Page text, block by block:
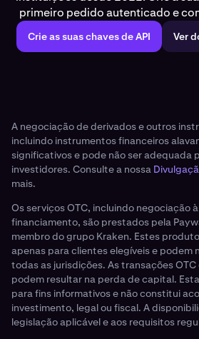
primeiro pedido autenticado e
Crie as suas chaves de API Ver
A negociação de derivados e outros
incluindo instrumentos financeiros
significativos e pode não ser adequada
investidores. Consulte a nossa
mais.
Os serviços OTC, incluindo negociação
financiamento, são prestados pela
membro do grupo Kraken. Estes
apenas para clientes elegíveis e podem
todas as jurisdições. As transações OTC
podem resultar na perda de capital.
para fins informativos e não constitui
investimento, legal ou fiscal. A
legislação aplicável e aos requisitos